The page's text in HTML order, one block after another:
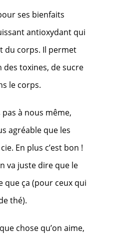
ses bienfaits
antioxydant qui
du corps. Il permet
des toxines, de sucre
le corps.
à nous même,
agréable que les
En plus c’est bon !
va juste dire que le
que ça (pour ceux qui
thé).
chose qu’on aime,